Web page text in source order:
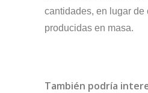
cantidades, en lugar de
producidas en masa.
También podría